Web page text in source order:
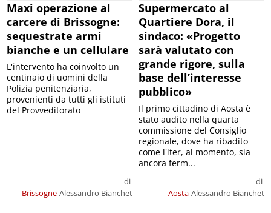
Maxi operazione al
carcere di Brissogne:
sequestrate armi
bianche e un cellulare
Brissogne
di
Alessandro Bianchet
L'intervento ha coinvolto un
centinaio di uomini della
Polizia penitenziaria,
provenienti da tutti gli istituti
del Provveditorato
Supermercato al
Quartiere Dora, il
sindaco: «Progetto
sarà valutato con
grande rigore, sulla
base dell’interesse
pubblico»
Aosta
di
Alessandro Bianchet
Il primo cittadino di Aosta è
stato audito nella quarta
commissione del Consiglio
regionale, dove ha ribadito
come l'iter, al momento, sia
ancora ferm...